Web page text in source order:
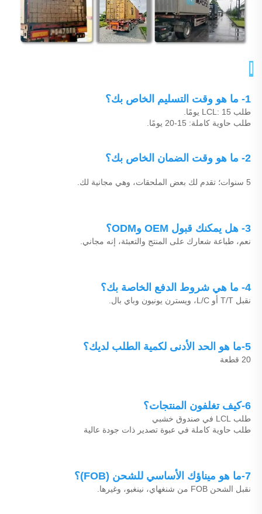
1- ما هو وقت التسليم الخاص بك؟
طلب LCL: 15 يومًا.
طلب حاوية كاملة: 15-20 يومًا.
2- ما هو وقت الضمان الخاص بك؟
5 سنوات؛ تقدم لك بعض الملحقات، وهي مجانية لك.
3- هل يمكنك قبول OEM وODM؟
نعم، طباعة شعارك على المنتج والتعبئة، إنه مجاني.
4- ما هي شروط الدفع الخاصة بك؟
نقبل T/T أو L/C، ويسترن يونيون وباي بال.
5-ما هو الحد الأدنى لكمية الطلب لديك؟
20 قطعة
6-كيف تغلفون المنتجات؟
طلب LCL في صندوق خشبي
طلب حاوية كاملة في عبوة تصدير ذات جودة عالية
7-ما هو ميناؤك الأساسي للشحن (FOB)؟
نقبل الشحن FOB من شنغهاي، نينغبو، وغيرها.